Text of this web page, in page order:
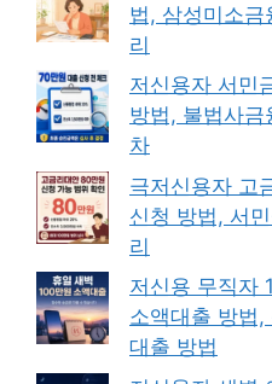
법, 삼성미소금
리
저신용자 서민
방법, 불법사금
차
극저신용자 고
신청 방법, 서
리
저신용 무직자
소액대출 방법
대출 방법